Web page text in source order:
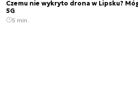
Czemu nie wykryto drona w Lipsku?
5G
5 min.